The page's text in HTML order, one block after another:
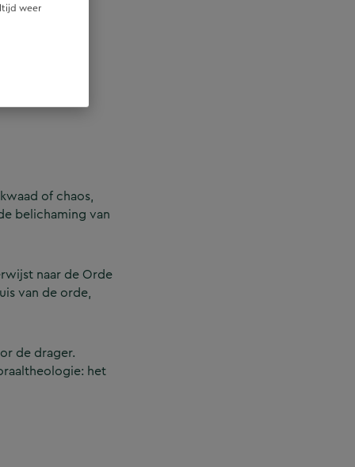
weer
of chaos,
belichaming van
naar de Orde
van de orde,
de drager.
het